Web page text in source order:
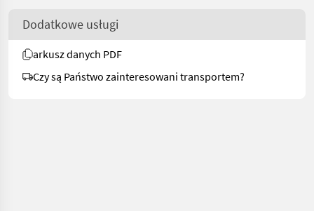
Dodatkowe usługi
arkusz danych PDF
Czy są Państwo zainteresowani transportem?